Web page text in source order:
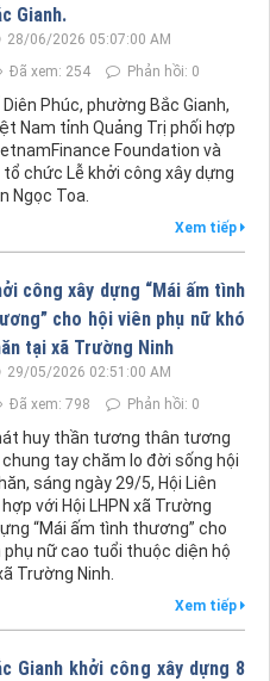
Gianh.
28/06/2026 05:07:00 AM
Đã xem: 254
Phản hồi: 0
Phúc, phường Bắc Gianh,
Nam tỉnh Quảng Trị phối hợp
Foundation và
chức Lễ khởi công xây dựng
Ngọc Toa.
Xem tiếp
công xây dựng “Mái ấm tình
cho hội viên phụ nữ khó
tại xã Trường Ninh
29/05/2026 02:51:00 AM
Đã xem: 798
Phản hồi: 0
huy thần tương thân tương
chung tay chăm lo đời sống hội
sáng ngày 29/5, Hội Liên
với Hội LHPN xã Trường
“Mái ấm tình thương” cho
phụ nữ cao tuổi thuộc diện hộ
Trường Ninh.
Xem tiếp
Gianh khởi công xây dựng 8